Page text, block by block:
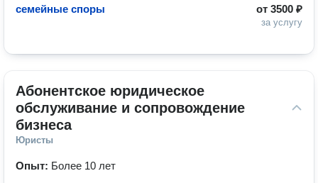
от 3500 ₽
за услугу
семейные споры
Абонентское юридическое
обслуживание и сопровождение
бизнеса
Юристы
Опыт: Более 10 лет